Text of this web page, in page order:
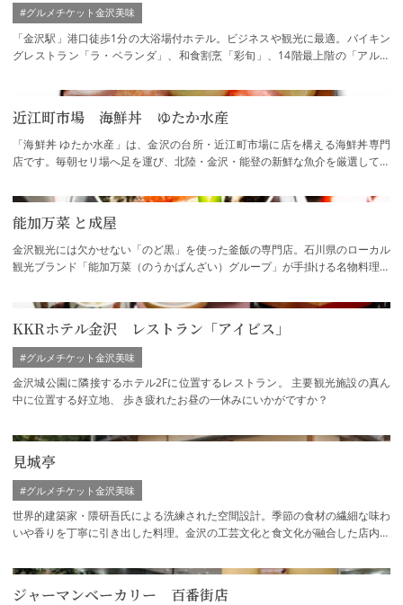
「金沢駅」港口徒歩1分の大浴場付ホテル。ビジネスや観光に最適。バイキン
グレストラン「ラ・ベランダ」、和食割烹「彩旬」、14階最上階の「アルカ
#グルメチケット金沢美味
近江町市場 海鮮丼 ゆたか水産
「海鮮丼 ゆたか水産」は、金沢の台所・近江町市場に店を構える海鮮丼専門
店です。毎朝セリ場へ足を運び、北陸・金沢・能登の新鮮な魚介を厳選して仕
能加万菜 と成屋
金沢観光には欠かせない「のど黒」を使った釜飯の専門店。石川県のローカル
観光ブランド「能加万菜（のうかばんざい）グループ」が手掛ける名物料理の
KKRホテル金沢 レストラン「アイビス」
金沢城公園に隣接するホテル2Fに位置するレストラン。 主要観光施設の真ん
中に位置する好立地、 歩き疲れたお昼の一休みにいかがですか？
#グルメチケット金沢美味
見城亭
世界的建築家・隈研吾氏による洗練された空間設計。季節の食材の繊細な味わ
いや香りを丁寧に引き出した料理。金沢の工芸文化と食文化が融合した店内の
#グルメチケット金沢美味
ジャーマンベーカリー 百番街店